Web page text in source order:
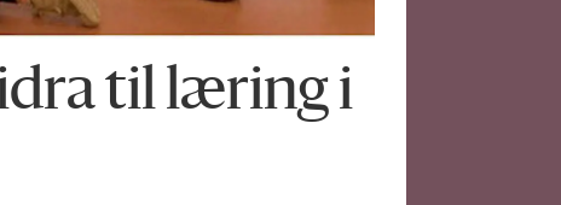
til læring i